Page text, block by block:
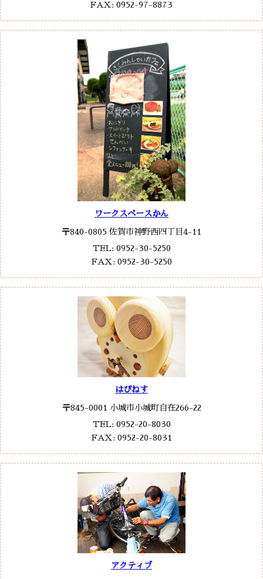
FAX: 0952-97-8873
ワークスペースかん
〒840-0805 佐賀市神野西四丁目4-11
TEL: 0952-30-5250
FAX: 0952-30-5250
はぴねす
〒845-0001 小城市小城町自在266-22
TEL: 0952-20-8030
FAX: 0952-20-8031
アクティブ